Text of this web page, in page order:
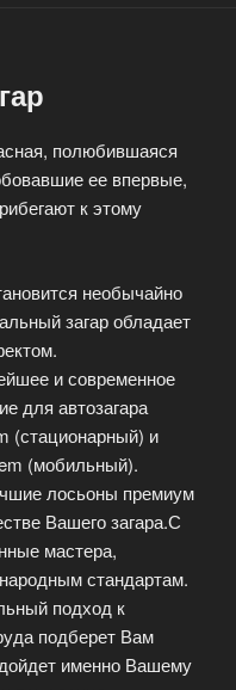
полюбившаяся
ее впервые,
к этому
необычайно
загар обладает
и современное
для автозагара
(стационарный) и
(мобильный).
лосьоны премиум
Вашего загара.С
мастера,
стандартам.
подход к
подберет Вам
именно Вашему